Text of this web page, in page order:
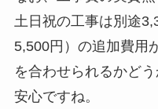
土日祝の工事は別途
5,500円）の追加費用
を合わせられるかど
安心ですね。